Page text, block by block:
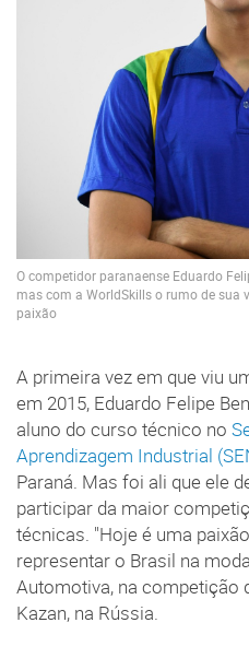
O competidor paranaense Eduardo
mas com a WorldSkills o rumo de sua
paixão
A primeira vez em que viu
em 2015, Eduardo Felipe
aluno do curso técnico no
Aprendizagem Industrial
Paraná. Mas foi ali que ele
participar da maior
técnicas. "Hoje é uma
representar o Brasil na
Automotiva, na competição
Kazan, na Rússia.